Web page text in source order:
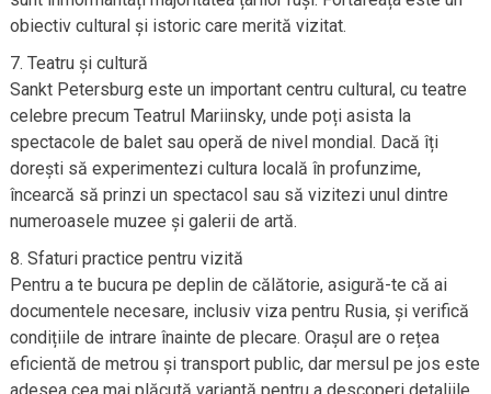
obiectiv cultural și istoric care merită vizitat.
Teatru și cultură
Sankt Petersburg este un important centru cultural, cu teatre
celebre precum Teatrul Mariinsky, unde poți asista la
spectacole de balet sau operă de nivel mondial. Dacă îți
dorești să experimentezi cultura locală în profunzime,
încearcă să prinzi un spectacol sau să vizitezi unul dintre
numeroasele muzee și galerii de artă.
Sfaturi practice pentru vizită
Pentru a te bucura pe deplin de călătorie, asigură-te că ai
documentele necesare, inclusiv viza pentru Rusia, și verifică
condițiile de intrare înainte de plecare. Orașul are o rețea
eficientă de metrou și transport public, dar mersul pe jos este